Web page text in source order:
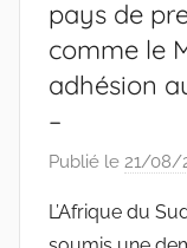
pays de
comme le
adhésion
–
Publié le 21/08/
L’Afrique du